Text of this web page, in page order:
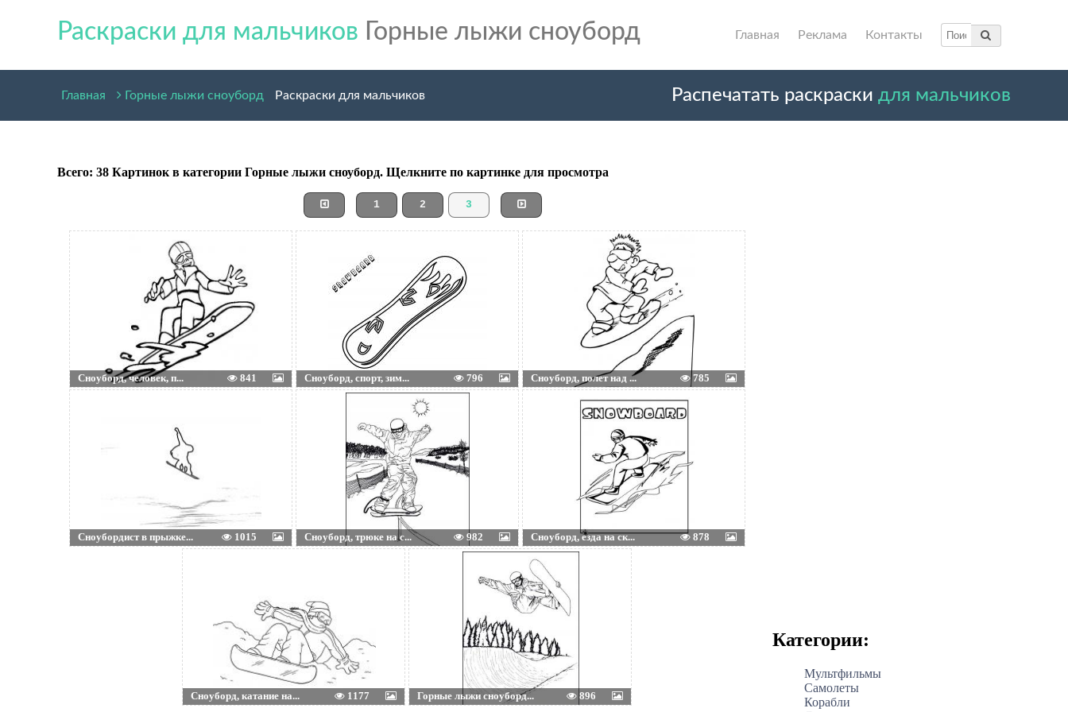
Раскраски для мальчиков Горные лыжи сноуборд Главная Реклама Контакты
Распечатать раскраски для мальчиков
Главная Горные лыжи сноуборд Раскраски для мальчиков
Всего: 38 Картинок в категории Горные лыжи сноуборд. Щелкните по картинке для просмотра
1 2 3
Сноуборд, человек, п... 841 Сноуборд, спорт, зим... 796 Сноуборд, полет над ... 785
Сноубордист в прыжке... 1015 Сноуборд, трюке на с... 982 Сноуборд, езда на ск... 878
Сноуборд, катание на... 1177 Горные лыжи сноуборд... 896
Категории:
Мультфильмы
Самолеты
Корабли